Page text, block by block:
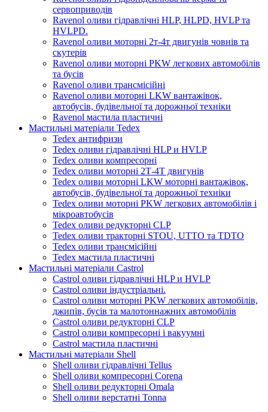
сервоприводів
Ravenol оливи гідравлічні HLP, HLPD, HVLP та
HVLPD.
Ravenol оливи моторні 2т-4т двигунів човнів та
скутерів
Ravenol оливи моторні PKW легкових автомобілів
та бусів
Ravenol оливи трансмісійні
Ravenol оливи моторні LKW вантажівок,
автобусів, будівельної та дорожньої техніки
Ravenol мастила пластичні
Мастильні матеріали Tedex
Tedex антифризи
Tedex оливи гідравлічні HLP и HVLP
Tedex оливи компресорні
Tedex оливи моторні 2Т-4Т двигунів
Tedex оливи моторні LKW моторні вантажівок,
автобусів, будівельної та дорожньої техніки
Tedex оливи моторні PKW легкових автомобілів і
мікроавтобусів
Tedex оливи редукторні CLP
Tedex оливи тракторні STOU, UTTO та TDTO
Tedex оливи трансмісійні
Tedex мастила пластичні
Мастильні матеріали Castrol
Castrol оливи гідравлічні HLP и HVLP
Castrol оливи індустріальні.
Castrol оливи моторні PKW легкових автомобілів,
джипів, бусів та малотоннажних автомобілів
Castrol оливи редукторні CLP
Castrol оливи компресорні і вакуумні
Castrol мастила пластичні
Мастильні матеріали Shell
Shell оливи гідравлічні Tellus
Shell оливи компресорні Corena
Shell оливи редукторні Omala
Shell оливи верстатні Tonna